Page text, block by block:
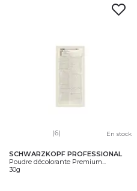
(6) En stock
SCHWARZKOPF PROFESSIONAL
Poudre décolorante Premium...
30g